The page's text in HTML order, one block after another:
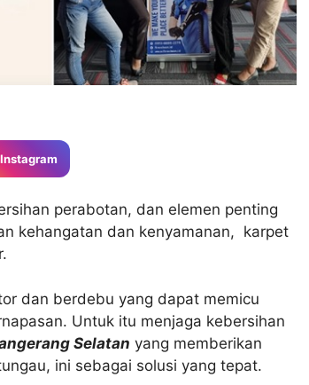
Instagram
perabotan, dan elemen penting
kehangatan dan kenyamanan, karpet
dan berdebu yang dapat memicu
Untuk itu menjaga kebersihan
Selatan yang memberikan
ini sebagai solusi yang tepat.